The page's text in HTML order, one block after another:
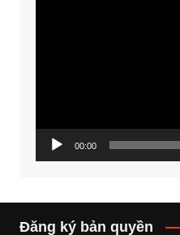
00:00
Đăng ký bản quyền